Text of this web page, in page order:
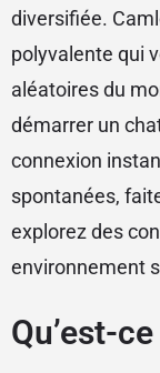
diversifiée.
polyvalente qui
aléatoires du
démarrer un
connexion
spontanées,
explorez des
environnement
Qu’est-